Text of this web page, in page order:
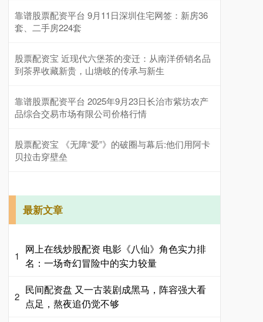
靠谱股票配资平台 9月11日深圳住宅网签：新房36
套、二手房224套
股票配资宝 近现代六堡茶的变迁：从南洋侨销名品
到茶界收藏新贵，山塘岐的传承与新生
靠谱股票配资平台 2025年9月23日长治市紫坊农产
品综合交易市场有限公司价格行情
股票配资宝 《无障“爱”》的破圈与幕后:他们用阿卡
贝拉击穿壁垒
最新文章
1
网上在线炒股配资 电影《八仙》角色实力排
名：一场奇幻冒险中的实力较量
2
民间配资盘 又一古装剧成黑马，阵容强大看
点足，熬夜追仍觉不够